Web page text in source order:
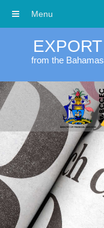
EXPORT
from the Bahamas
Menu